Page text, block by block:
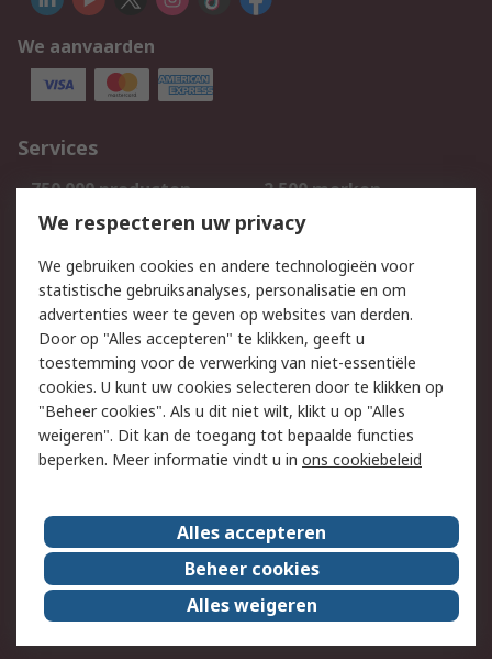
We aanvaarden
Services
750.000 producten
2.500 merken
Bestellen
Inkoopoplossingen
Track & Trace
Wettelijk
Cookiebeleid
Email veiligheid
Privacybeleid
Websitevoorwaarden
Algemene
verkoopvoorwaarden
Over RS
RS Group
Over ons
RS wereldwijd
Werken bij RS
ESG
We respecteren uw privacy
We gebruiken cookies en andere technologieën voor
statistische gebruiksanalyses, personalisatie en om
advertenties weer te geven op websites van derden.
Door op "Alles accepteren" te klikken, geeft u
toestemming voor de verwerking van niet-essentiële
cookies. U kunt uw cookies selecteren door te klikken op
"Beheer cookies". Als u dit niet wilt, klikt u op "Alles
weigeren". Dit kan de toegang tot bepaalde functies
beperken. Meer informatie vindt u in ons cookiebeleid
Alles accepteren
Beheer cookies
Alles weigeren